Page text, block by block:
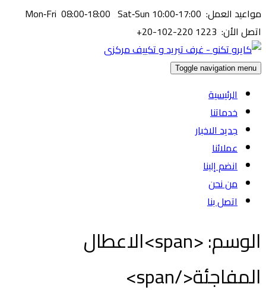
مواعيد العمل: Mon‑Fri 08:00‑18:00 Sat‑Sun 10:00‑17:00
اتصل الأن: ⁦+20-102-220 1223⁩
Toggle navigation menu
الرئيسية
خدماتنا
جديد الاخبار
عملائنا
انضم إلينا
من نحن
اتصل بنا
الوسم: <span>الاعطال
المفاجئة</span>